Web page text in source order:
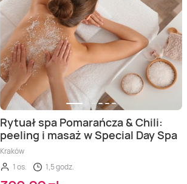
Rytuał spa Pomarańcza & Chili:
peeling i masaż w Special Day Spa
Kraków
1 os.
1,5 godz.